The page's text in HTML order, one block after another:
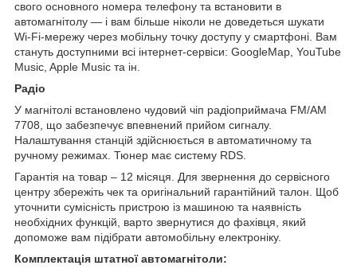
свого основного номера телефону та встановити в
автомагнітолу — і вам більше ніколи не доведеться шукати
Wi-Fi-мережу через мобільну точку доступу у смартфоні. Вам
стануть доступними всі інтернет-сервіси: GoogleMap, YouTube
Music, Apple Music та ін.
Радіо
У магнітолі встановлено чудовий чіп радіоприймача FM/AM
7708, що забезпечує впевнений прийом сигналу.
Налаштування станцій здійснюється в автоматичному та
ручному режимах. Тюнер має систему RDS.
Гарантія на товар – 12 місяця. Для звернення до сервісного
центру збережіть чек та оригінальний гарантійний талон. Щоб
уточнити сумісність пристрою із машиною та наявність
необхідних функцій, варто звернутися до фахівця, який
допоможе вам підібрати автомобільну електроніку.
Комплектація штатної автомагнітоли: